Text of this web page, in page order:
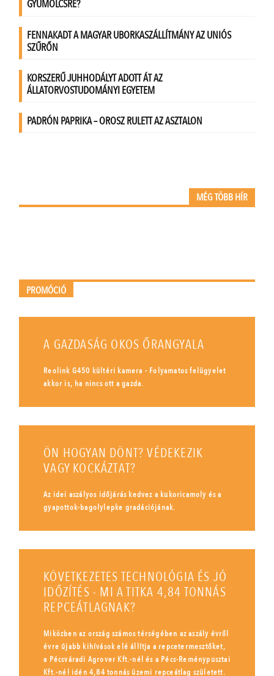
MÉG TÖBB HÍR
PROMÓCIÓ
A GAZDASÁG OKOS ŐRANGYALA
Reolink G450 kültéri kamera - Folyamatos felügyelet
akkor is, ha nincs ott a gazda.
ÖN HOGYAN DÖNT? VÉDEKEZIK
VAGY KOCKÁZTAT?
Az idei aszályos időjárás kedvez a kukoricamoly és a
gyapottok-bagolylepke gradációjának.
KÖVETKEZETES TECHNOLÓGIA ÉS JÓ
IDŐZÍTÉS - MI A TITKA 4,84 TONNÁS
REPCEÁTLAGNAK?
Miközben az ország számos térségében az aszály évről
évre újabb kihívások elé állítja a repcetermesztőket,
a Pécsváradi Agrover Kft.-nél és a Pécs-Reménypusztai
Kft.-nél idén 4,84 tonnás üzemi repceátlag született.